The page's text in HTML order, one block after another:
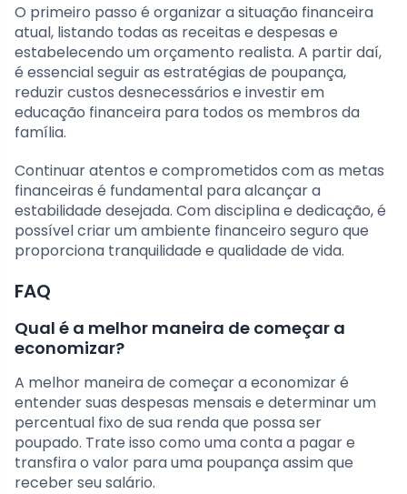
O primeiro passo é organizar a situação financeira
atual, listando todas as receitas e despesas e
estabelecendo um orçamento realista. A partir daí,
é essencial seguir as estratégias de poupança,
reduzir custos desnecessários e investir em
educação financeira para todos os membros da
família.
Continuar atentos e comprometidos com as metas
financeiras é fundamental para alcançar a
estabilidade desejada. Com disciplina e dedicação, é
possível criar um ambiente financeiro seguro que
proporciona tranquilidade e qualidade de vida.
FAQ
Qual é a melhor maneira de começar a
economizar?
A melhor maneira de começar a economizar é
entender suas despesas mensais e determinar um
percentual fixo de sua renda que possa ser
poupado. Trate isso como uma conta a pagar e
transfira o valor para uma poupança assim que
receber seu salário.